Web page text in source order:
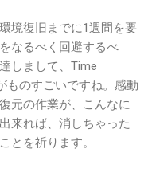
境復旧までに1週間を要
なるべく回避するべ
しまして、Time
ものすごいですね。感動
元の作業が、こんなに
来れば、消しちゃった
とを祈ります。